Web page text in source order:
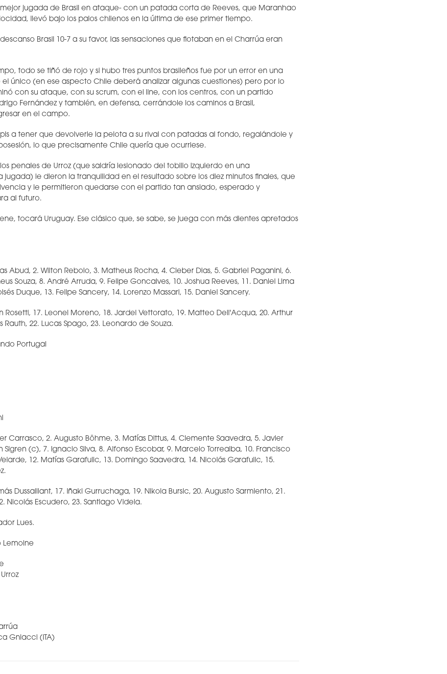
jugada de Brasil en ataque- con un patada corta de Reeves, que Maranhao
llevó bajo los palos chilenos en la última de ese primer tiempo.
Brasil 10-7 a su favor, las sensaciones que flotaban en el Charrúa eran
todo se tiñó de rojo y si hubo tres puntos brasileños fue por un error en una
el único (en ese aspecto Chile deberá analizar algunas cuestiones) pero por lo
con su ataque, con su scrum, con el line, con los centros, con un partido
Fernández y también, en defensa, cerrándole los caminos a Brasil,
en el campo.
a tener que devolverle la pelota a su rival con patadas al fondo, regalándole y
lo que precisamente Chile quería que ocurriese.
penales de Urroz (que saldría lesionado del tobillo izquierdo en una
jugada) le dieron la tranquilidad en el resultado sobre los diez minutos finales, que
y le permitieron quedarse con el partido tan ansiado, esperado y
al futuro.
tocará Uruguay. Ese clásico que, se sabe, se juega con más dientes apretados
Abud, 2. Wilton Rebolo, 3. Matheus Rocha, 4. Cleber Dias, 5. Gabriel Paganini, 6.
Souza, 8. André Arruda, 9. Felipe Goncalves, 10. Joshua Reeves, 11. Daniel Lima
Duque, 13. Felipe Sancery, 14. Lorenzo Massari, 15. Daniel Sancery.
Rosetti, 17. Leonel Moreno, 18. Jardel Vettorato, 19. Matteo Dell'Acqua, 20. Arthur
Rauth, 22. Lucas Spago, 23. Leonardo de Souza.
Portugal
Carrasco, 2. Augusto Böhme, 3. Matías Dittus, 4. Clemente Saavedra, 5. Javier
Sigren (c), 7. Ignacio Silva, 8. Alfonso Escobar, 9. Marcelo Torrealba, 10. Francisco
12. Matías Garafulic, 13. Domingo Saavedra, 14. Nicolás Garafulic, 15.
Dussaillant, 17. Iñaki Gurruchaga, 19. Nikola Bursic, 20. Augusto Sarmiento, 21.
Nicolás Escudero, 23. Santiago Videla.
Lues.
Lemoine
Gniacci (ITA)